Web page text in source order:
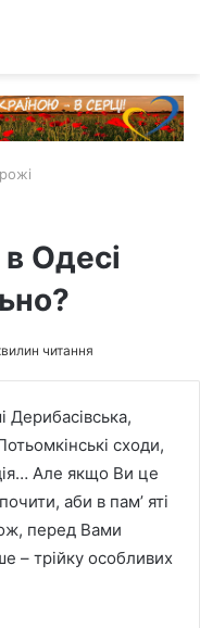
Одесі
читання
Дерибасівська,
сходи,
Але якщо Ви це
аби в пам’ яті
перед Вами
– трійку особливих